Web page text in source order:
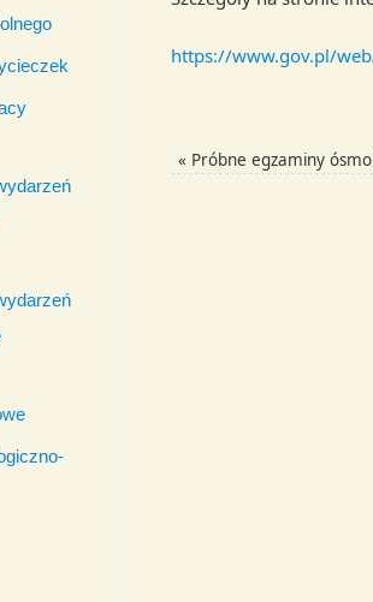
https://www.gov.pl/
« Próbne egzaminy